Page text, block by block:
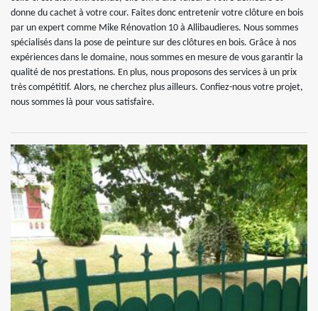
donne du cachet à votre cour. Faites donc entretenir votre clôture en bois
par un expert comme Mike Rénovation 10 à Allibaudieres. Nous sommes
spécialisés dans la pose de peinture sur des clôtures en bois. Grâce à nos
expériences dans le domaine, nous sommes en mesure de vous garantir la
qualité de nos prestations. En plus, nous proposons des services à un prix
très compétitif. Alors, ne cherchez plus ailleurs. Confiez-nous votre projet,
nous sommes là pour vous satisfaire.